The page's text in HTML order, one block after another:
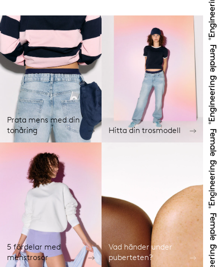
Prata mens med din
tonåring
Hitta din trosmodell
5 fördelar med
menstrosor
Vad händer under
puberteten?